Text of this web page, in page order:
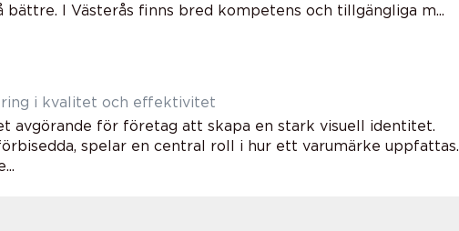
I Västerås finns bred kompetens och tillgängliga m...
i kvalitet och effektivitet
avgörande för företag att skapa en stark visuell identitet.
spelar en central roll i hur ett varumärke uppfattas.